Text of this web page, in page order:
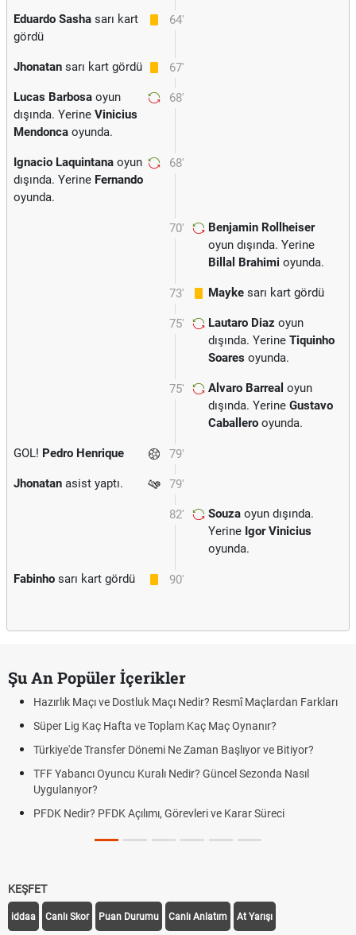
64'
Eduardo Sasha sarı kart
gördü
67'
Jhonatan sarı kart gördü
68'
Lucas Barbosa oyun
dışında. Yerine Vinicius
Mendonca oyunda.
68'
Ignacio Laquintana oyun
dışında. Yerine Fernando
oyunda.
70'
Benjamin Rollheiser
oyun dışında. Yerine
Billal Brahimi oyunda.
73' Mayke sarı kart gördü
75' Lautaro Diaz oyun
dışında. Yerine Tiquinho
Soares oyunda.
75' Alvaro Barreal oyun
dışında. Yerine Gustavo
Caballero oyunda.
79'
GOL! Pedro Henrique
79'
Jhonatan asist yaptı.
82' Souza oyun dışında.
Yerine Igor Vinicius
oyunda.
90'
Fabinho sarı kart gördü
Şu An Popüler İçerikler
Hazırlık Maçı ve Dostluk Maçı Nedir? Resmî Maçlardan Farkları
Süper Lig Kaç Hafta ve Toplam Kaç Maç Oynanır?
Türkiye'de Transfer Dönemi Ne Zaman Başlıyor ve Bitiyor?
TFF Yabancı Oyuncu Kuralı Nedir? Güncel Sezonda Nasıl
Uygulanıyor?
PFDK Nedir? PFDK Açılımı, Görevleri ve Karar Süreci
KEŞFET
iddaa Canlı Skor Puan Durumu Canlı Anlatım At Yarışı